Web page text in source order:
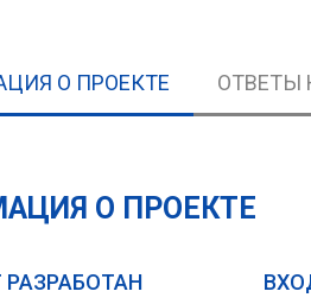
О ПРОЕКТЕ ОТВЕТЫ
О ПРОЕКТЕ
РАЗРАБОТАН